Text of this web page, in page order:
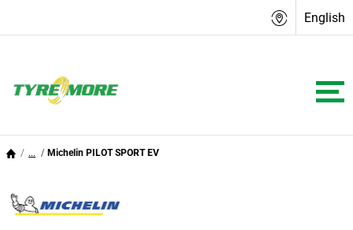
English
... Michelin PILOT SPORT EV